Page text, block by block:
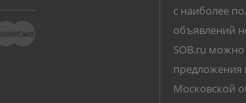
с наиболее
объявлений
SOB.ru можно
Московской